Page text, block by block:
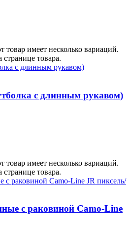
товар имеет несколько вариаций.
товара.
с длинным рукавом)
товар имеет несколько вариаций.
товара.
с раковиной Camo-Line